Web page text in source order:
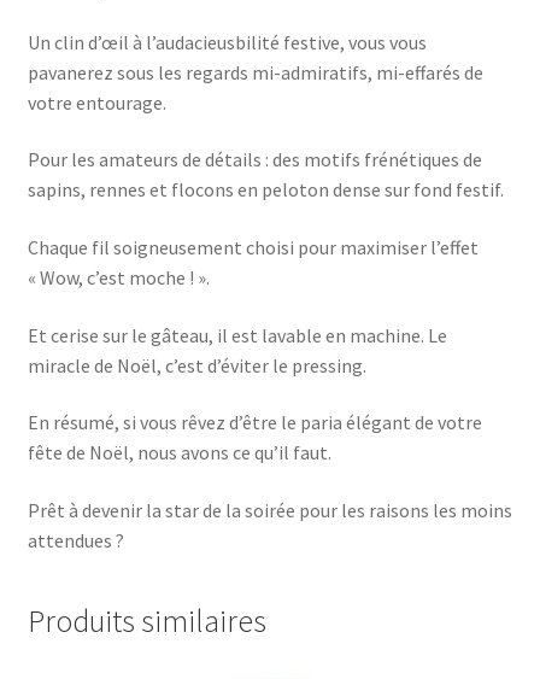
Un clin d’œil à l’audacieusbilité festive, vous vous
pavanerez sous les regards mi-admiratifs, mi-effarés de
votre entourage.
Pour les amateurs de détails : des motifs frénétiques de
sapins, rennes et flocons en peloton dense sur fond festif.
Chaque fil soigneusement choisi pour maximiser l’effet
« Wow, c’est moche ! ».
Et cerise sur le gâteau, il est lavable en machine. Le
miracle de Noël, c’est d’éviter le pressing.
En résumé, si vous rêvez d’être le paria élégant de votre
fête de Noël, nous avons ce qu’il faut.
Prêt à devenir la star de la soirée pour les raisons les moins
attendues ?
Produits similaires